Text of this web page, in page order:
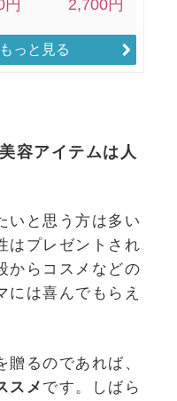
っと見る
容アイテムは人
いと思う方は多い
はプレゼントされ
からコスメなどの
には喜んでもらえ
るのであれば、
スメ です。しばら